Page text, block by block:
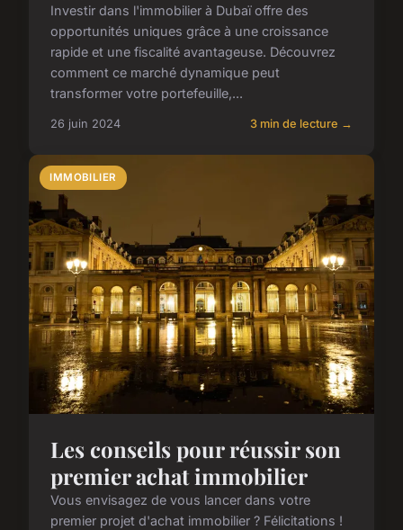
Investir dans l'immobilier à Dubaï offre des
opportunités uniques grâce à une croissance
rapide et une fiscalité avantageuse. Découvrez
comment ce marché dynamique peut
transformer votre portefeuille,...
26 juin 2024 3 min de lecture →
IMMOBILIER
Les conseils pour réussir son
premier achat immobilier
Vous envisagez de vous lancer dans votre
premier projet d'achat immobilier ? Félicitations !